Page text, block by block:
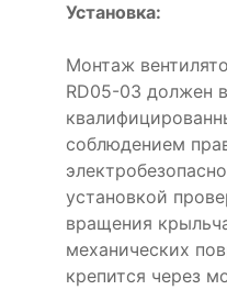
Установка:
Монтаж
RD05-03 должен
соблюдением
установкой
вращения
механических
крепится через